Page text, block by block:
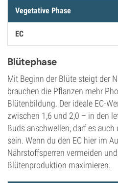
Vegetative Phase
EC
Blütephase
Mit Beginn der Blüte steigt der
brauchen die Pflanzen mehr
Blütenbildung. Der ideale EC-
zwischen 1,6 und 2,0 – in den
Buds anschwellen, darf es auch
sein. Wenn du den EC hier im
Nährstoffsperren vermeiden
Blütenproduktion maximieren.